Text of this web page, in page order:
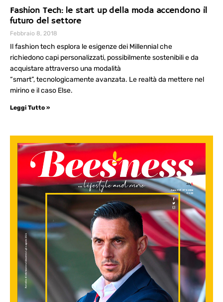
Fashion Tech: le start up della moda accendono il
futuro del settore
Febbraio 8, 2018
Il fashion tech esplora le esigenze dei Millennial che
richiedono capi personalizzati, possibilmente sostenibili e da
acquistare attraverso una modalità
“smart”, tecnologicamente avanzata. Le realtà da mettere nel
mirino e il caso Else.
Leggi Tutto »